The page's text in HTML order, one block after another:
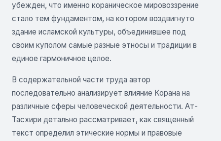
убежден, что именно кораническое мировоззрение
стало тем фундаментом, на котором воздвигнуто
здание исламской культуры, объединившее под
своим куполом самые разные этносы и традиции в
единое гармоничное целое.
В содержательной части труда автор
последовательно анализирует влияние Корана на
различные сферы человеческой деятельности. Ат-
Тасхири детально рассматривает, как священный
текст определил этические нормы и правовые